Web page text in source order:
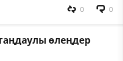
0
0
өлеңдер